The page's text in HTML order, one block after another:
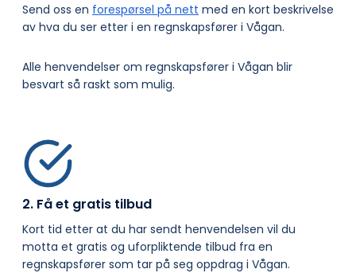
Send oss en forespørsel på nett med en kort beskrivelse
av hva du ser etter i en regnskapsfører i Vågan.
Alle henvendelser om regnskapsfører i Vågan blir
besvart så raskt som mulig.
2. Få et gratis tilbud
Kort tid etter at du har sendt henvendelsen vil du
motta et gratis og uforpliktende tilbud fra en
regnskapsfører som tar på seg oppdrag i Vågan.